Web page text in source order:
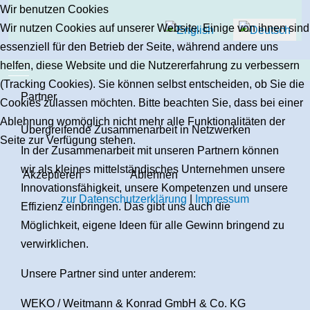
Sprache auswählen
Mobile Menu Toggle
Partner
Übergreifende Zusammenarbeit in Netzwerken
In der Zusammenarbeit mit unseren Partnern können
wir als kleines mittelständisches Unternehmen unsere
Innovationsfähigkeit, unsere Kompetenzen und unsere
Effizienz einbringen. Das gibt uns auch die
Möglichkeit, eigene Ideen für alle Gewinn bringend zu
verwirklichen.
Unsere Partner sind unter anderem:
WEKO / Weitmann & Konrad GmbH & Co. KG
Wir benutzen Cookies
Wir nutzen Cookies auf unserer Website. Einige von ihnen sind
essenziell für den Betrieb der Seite, während andere uns
helfen, diese Website und die Nutzererfahrung zu verbessern
(Tracking Cookies). Sie können selbst entscheiden, ob Sie die
Cookies zulassen möchten. Bitte beachten Sie, dass bei einer
Ablehnung womöglich nicht mehr alle Funktionalitäten der
Seite zur Verfügung stehen.
Akzeptieren Ablehnen
zur Datenschutzerklärung Impressum